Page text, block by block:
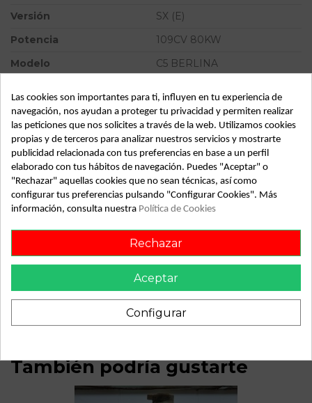
Versión
SX (E)
Potencia
109CV 80KW
Modelo
C5 BERLINA
Almacén
49349
SubAlmacén
365
SubSubAlmacén
100029286
ID: 813072
Fecha disponible: 2022-05-16
Descripción
Recambio de amortiguador delantero izquierdo para
citroen c5 berlina sx (e) referencia OEM IAM
También podría gustarte
Las cookies son importantes para ti, influyen en tu experiencia de
navegación, nos ayudan a proteger tu privacidad y permiten realizar
las peticiones que nos solicites a través de la web. Utilizamos cookies
propias y de terceros para analizar nuestros servicios y mostrarte
publicidad relacionada con tus preferencias en base a un perfil
elaborado con tus hábitos de navegación. Puedes "Aceptar" o
"Rechazar" aquellas cookies que no sean técnicas, así como
configurar tus preferencias pulsando "Configurar Cookies". Más
información, consulta nuestra Política de Cookies
Rechazar
Aceptar
Configurar